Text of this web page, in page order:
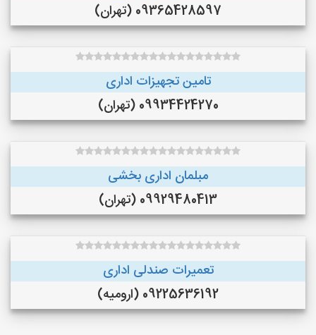
09365428597 (تهران)
تامین تجهیزات اداری
09934424270 (تهران)
مبلمان اداری بخشی
09929480413 (تهران)
تعمیرات صندلی اداری
09225636192 (ارومیه)